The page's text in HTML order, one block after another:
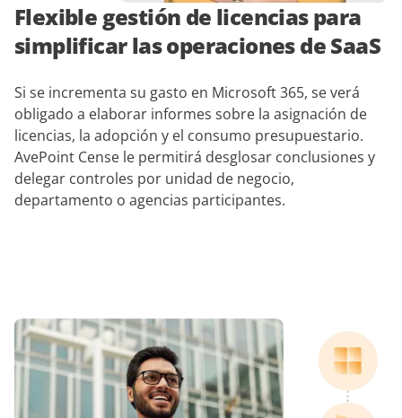
Flexible gestión de licencias para
simplificar las operaciones de SaaS
Si se incrementa su gasto en Microsoft 365, se verá
obligado a elaborar informes sobre la asignación de
licencias, la adopción y el consumo presupuestario.
AvePoint Cense le permitirá desglosar conclusiones y
delegar controles por unidad de negocio,
departamento o agencias participantes.